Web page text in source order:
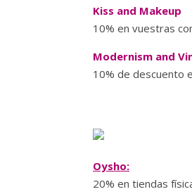
Kiss and Makeup
10% en vuestras
Modernism and
10% de descuento
Oysho:
20% en tiendas